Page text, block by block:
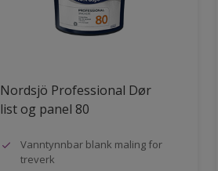
Nordsjö Professional Dør
list og panel 80
Vanntynnbar blank maling for
treverk